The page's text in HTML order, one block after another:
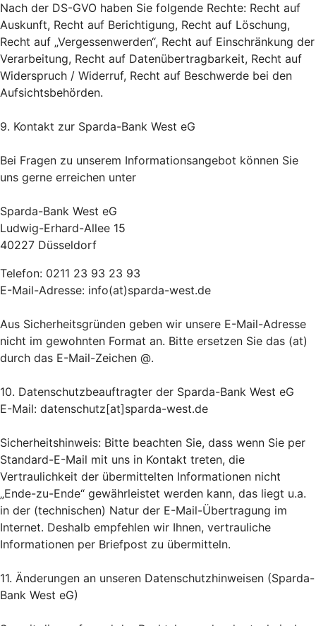
Nach der DS-GVO haben Sie folgende Rechte: Recht auf
Auskunft, Recht auf Berichtigung, Recht auf Löschung,
Recht auf „Vergessenwerden“, Recht auf Einschränkung der
Verarbeitung, Recht auf Datenübertragbarkeit, Recht auf
Widerspruch / Widerruf, Recht auf Beschwerde bei den
Aufsichtsbehörden.
9. Kontakt zur Sparda-Bank West eG
Bei Fragen zu unserem Informationsangebot können Sie
uns gerne erreichen unter
Sparda-Bank West eG
Ludwig-Erhard-Allee 15
40227 Düsseldorf
Telefon: 0211 23 93 23 93
E-Mail-Adresse: info(at)sparda-west.de
Aus Sicherheitsgründen geben wir unsere E-Mail-Adresse
nicht im gewohnten Format an. Bitte ersetzen Sie das (at)
durch das E-Mail-Zeichen @.
10. Datenschutzbeauftragter der Sparda-Bank West eG
E-Mail: datenschutz[at]sparda-west.de
Sicherheitshinweis: Bitte beachten Sie, dass wenn Sie per
Standard-E-Mail mit uns in Kontakt treten, die
Vertraulichkeit der übermittelten Informationen nicht
„Ende-zu-Ende“ gewährleistet werden kann, das liegt u.a.
in der (technischen) Natur der E-Mail-Übertragung im
Internet. Deshalb empfehlen wir Ihnen, vertrauliche
Informationen per Briefpost zu übermitteln.
11. Änderungen an unseren Datenschutzhinweisen (Sparda-
Bank West eG)